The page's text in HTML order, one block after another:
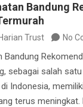
Bandung
Trust No
sebagai salah
Indonesia,
terus meningkat.